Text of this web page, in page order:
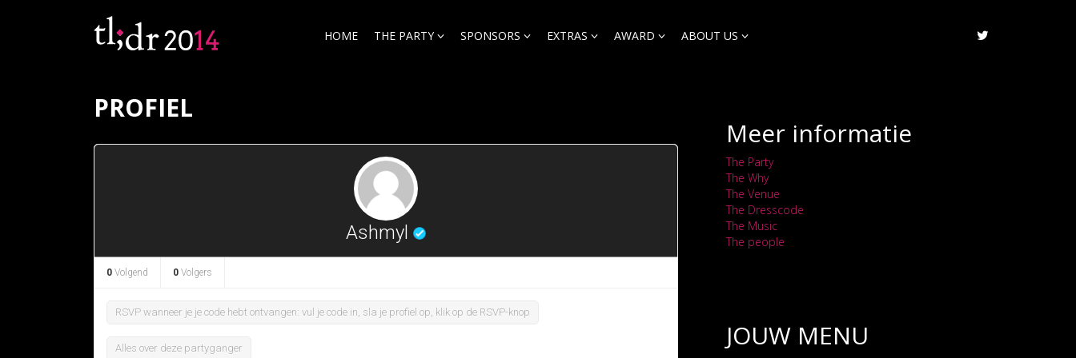
HOME THE PARTY SPONSORS EXTRAS AWARD ABOUT US
PROFIEL
Ashmyl
0 Volgend 0 Volgers
RSVP wanneer je je code hebt ontvangen: vul je code in, sla je profiel op, klik op de RSVP-knop
Alles over deze partyganger
Meer informatie
The Party
The Why
The Venue
The Dresscode
The Music
The people
JOUW MENU